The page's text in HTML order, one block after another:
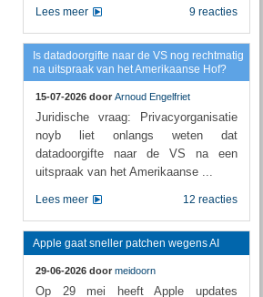
9 reacties
Lees meer
Is datadoorgifte naar de VS nog rechtmatig
na uitspraak van het Amerikaanse Hof?
15-07-2026 door Arnoud Engelfriet
Juridische vraag: Privacyorganisatie
noyb liet onlangs weten dat
datadoorgifte naar de VS na een
uitspraak van het Amerikaanse ...
12 reacties
Lees meer
Apple gaat sneller patchen wegens AI
29-06-2026 door meidoorn
Op 29 mei heeft Apple updates